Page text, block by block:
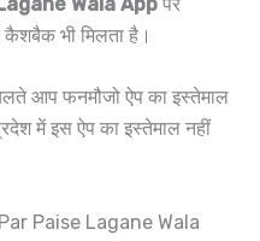
भी मिलता है।
आप फनमौजो ऐप का इस्तेमाल
में इस ऐप का इस्तेमाल नहीं
Paise Lagane Wala